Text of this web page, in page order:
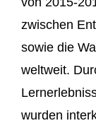
zwischen
sowie die
weltweit.
wurden